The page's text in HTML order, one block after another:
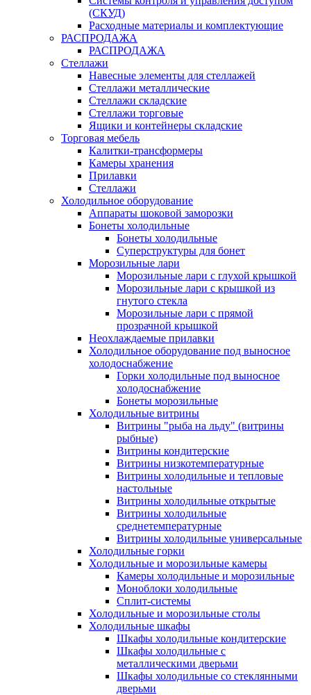
(СКУД)
Расходные материалы и комплектующие
РАСПРОДАЖА
РАСПРОДАЖА
Стеллажи
Навесные элементы для стеллажей
Стеллажи металлические
Стеллажи складские
Стеллажи торговые
Ящики и контейнеры складские
Торговая мебель
Калитки-трансформеры
Камеры хранения
Прилавки
Стеллажи
Холодильное оборудование
Аппараты шоковой заморозки
Бонеты холодильные
Бонеты холодильные
Суперструктуры для бонет
Морозильные лари
Морозильные лари с глухой крышкой
Морозильные лари с крышкой из
гнутого стекла
Морозильные лари с прямой
прозрачной крышкой
Неохлаждаемые прилавки
Холодильное оборудование под выносное
холодоснабжение
Горки холодильные под выносное
холодоснабжение
Бонеты морозильные
Холодильные витрины
Витрины "рыба на льду" (витрины
рыбные)
Витрины кондитерские
Витрины низкотемпературные
Витрины холодильные и тепловые
настольные
Витрины холодильные открытые
Витрины холодильные
среднетемпературные
Витрины холодильные универсальные
Холодильные горки
Холодильные и морозильные камеры
Камеры холодильные и морозильные
Моноблоки холодильные
Сплит-системы
Холодильные и морозильные столы
Холодильные шкафы
Шкафы холодильные кондитерские
Шкафы холодильные с
металлическими дверьми
Шкафы холодильные со стеклянными
дверьми